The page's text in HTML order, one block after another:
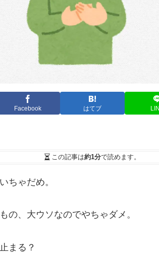
Facebook はてブ
この記事は約1分で読めます。
ちゃだめ。
の、大ウソなのでやちゃダメ。
まる？